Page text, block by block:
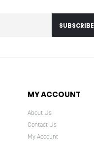
SUBSCRIBE
MY ACCOUNT
About Us
Contact Us
My Account